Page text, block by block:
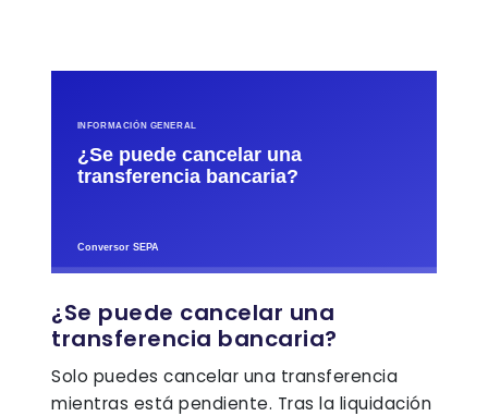
¿Se puede cancelar una
transferencia bancaria?
Solo puedes cancelar una transferencia
mientras está pendiente. Tras la liquidación